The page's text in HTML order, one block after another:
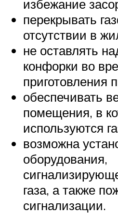
избежание
перекрывать
отсутствии в
не оставлять
конфорки во
приготовления
обеспечивать
помещения, в
используются
возможна
оборудования,
газа, а также
сигнализации.